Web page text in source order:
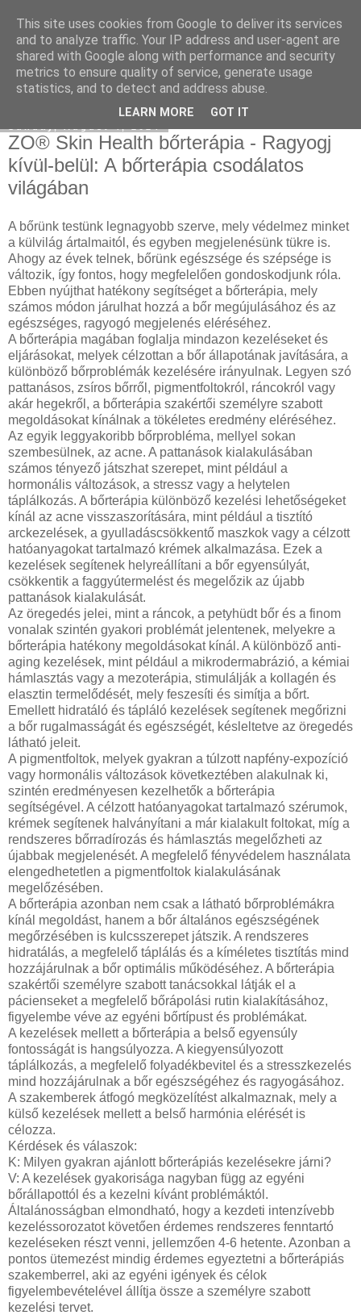
Keresőoptimalizálás : klíma
ZO® Skin Health bőrterápia - Ragyogj
kívül-belül: A bőrterápia csodálatos
világában
A bőrünk testünk legnagyobb szerve, mely védelmez minket
a külvilág ártalmaitól, és egyben megjelenésünk tükre is.
Ahogy az évek telnek, bőrünk egészsége és szépsége is
változik, így fontos, hogy megfelelően gondoskodjunk róla.
Ebben nyújthat hatékony segítséget a bőrterápia, mely
számos módon járulhat hozzá a bőr megújulásához és az
egészséges, ragyogó megjelenés eléréséhez.
A bőrterápia magában foglalja mindazon kezeléseket és
eljárásokat, melyek célzottan a bőr állapotának javítására, a
különböző bőrproblémák kezelésére irányulnak. Legyen szó
pattanásos, zsíros bőrről, pigmentfoltokról, ráncokról vagy
akár hegekről, a bőrterápia szakértői személyre szabott
megoldásokat kínálnak a tökéletes eredmény eléréséhez.
Az egyik leggyakoribb bőrprobléma, mellyel sokan
szembesülnek, az acne. A pattanások kialakulásában
számos tényező játszhat szerepet, mint például a
hormonális változások, a stressz vagy a helytelen
táplálkozás. A bőrterápia különböző kezelési lehetőségeket
kínál az acne visszaszorítására, mint például a tisztító
arckezelések, a gyulladáscsökkentő maszkok vagy a célzott
hatóanyagokat tartalmazó krémek alkalmazása. Ezek a
kezelések segítenek helyreállítani a bőr egyensúlyát,
csökkentik a faggyútermelést és megelőzik az újabb
pattanások kialakulását.
Az öregedés jelei, mint a ráncok, a petyhüdt bőr és a finom
vonalak szintén gyakori problémát jelentenek, melyekre a
bőrterápia hatékony megoldásokat kínál. A különböző anti-
aging kezelések, mint például a mikrodermabrázió, a kémiai
hámlasztás vagy a mezoterápia, stimulálják a kollagén és
elasztin termelődését, mely feszesíti és simítja a bőrt.
Emellett hidratáló és tápláló kezelések segítenek megőrizni
a bőr rugalmasságát és egészségét, késleltetve az öregedés
látható jeleit.
A pigmentfoltok, melyek gyakran a túlzott napfény-expozíció
vagy hormonális változások következtében alakulnak ki,
szintén eredményesen kezelhetők a bőrterápia
segítségével. A célzott hatóanyagokat tartalmazó szérumok,
krémek segítenek halványítani a már kialakult foltokat, míg a
rendszeres bőrradírozás és hámlasztás megelőzheti az
újabbak megjelenését. A megfelelő fényvédelem használata
elengedhetetlen a pigmentfoltok kialakulásának
megelőzésében.
A bőrterápia azonban nem csak a látható bőrproblémákra
kínál megoldást, hanem a bőr általános egészségének
megőrzésében is kulcsszerepet játszik. A rendszeres
hidratálás, a megfelelő táplálás és a kíméletes tisztítás mind
hozzájárulnak a bőr optimális működéséhez. A bőrterápia
szakértői személyre szabott tanácsokkal látják el a
pácienseket a megfelelő bőrápolási rutin kialakításához,
figyelembe véve az egyéni bőrtípust és problémákat.
A kezelések mellett a bőrterápia a belső egyensúly
fontosságát is hangsúlyozza. A kiegyensúlyozott
táplálkozás, a megfelelő folyadékbevitel és a stresszkezelés
mind hozzájárulnak a bőr egészségéhez és ragyogásához.
A szakemberek átfogó megközelítést alkalmaznak, mely a
külső kezelések mellett a belső harmónia elérését is
célozza.
Kérdések és válaszok:
K: Milyen gyakran ajánlott bőrterápiás kezelésekre járni?
V: A kezelések gyakorisága nagyban függ az egyéni
bőrállapottól és a kezelni kívánt problémáktól.
Általánosságban elmondható, hogy a kezdeti intenzívebb
kezeléssorozatot követően érdemes rendszeres fenntartó
kezeléseken részt venni, jellemzően 4-6 hetente. Azonban a
pontos ütemezést mindig érdemes egyeztetni a bőrterápiás
szakemberrel, aki az egyéni igények és célok
figyelembevételével állítja össze a személyre szabott
kezelési tervet.
This site uses cookies from Google to deliver its services
and to analyze traffic. Your IP address and user-agent are
shared with Google along with performance and security
metrics to ensure quality of service, generate usage
statistics, and to detect and address abuse.
LEARN MORE GOT IT